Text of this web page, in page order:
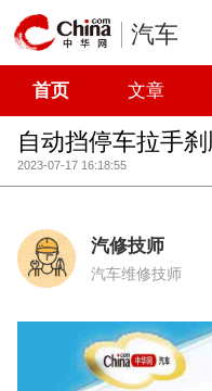
汽车
首页 文章
自动挡停车拉手
2023-07-17 16:18:55
汽修技师
汽车维修技师